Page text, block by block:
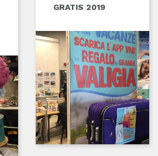
GRATIS 2019